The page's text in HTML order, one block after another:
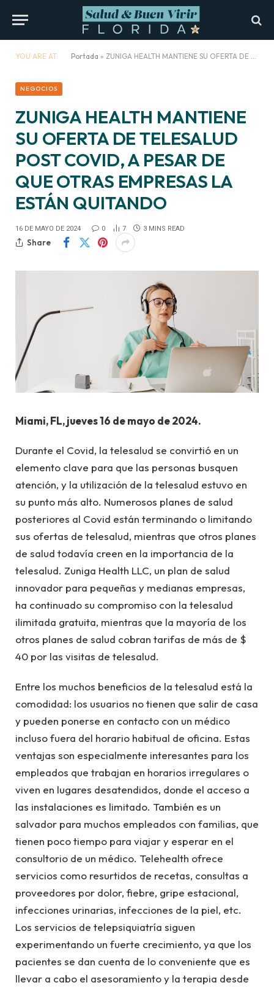
YOU ARE AT: Portada » ZUNIGA HEALTH MANTIENE SU OFERTA DE TELESALUD POST COVID, A PESAR DE QUE OTRAS EMPRESAS LA ESTÁN QUITANDO
NEGOCIOS
ZUNIGA HEALTH MANTIENE
SU OFERTA DE TELESALUD
POST COVID, A PESAR DE
QUE OTRAS EMPRESAS LA
ESTÁN QUITANDO
16 DE MAYO DE 2024 0 7 3 MINS READ
Share
Miami, FL, jueves 16 de mayo de 2024.
Durante el Covid, la telesalud se convirtió en un
elemento clave para que las personas busquen
atención, y la utilización de la telesalud estuvo en
su punto más alto. Numerosos planes de salud
posteriores al Covid están terminando o limitando
sus ofertas de telesalud, mientras que otros planes
de salud todavía creen en la importancia de la
telesalud. Zuniga Health LLC, un plan de salud
innovador para pequeñas y medianas empresas,
ha continuado su compromiso con la telesalud
ilimitada gratuita, mientras que la mayoría de los
otros planes de salud cobran tarifas de más de $
40 por las visitas de telesalud.
Entre los muchos beneficios de la telesalud está la
comodidad: los usuarios no tienen que salir de casa
y pueden ponerse en contacto con un médico
incluso fuera del horario habitual de oficina. Estas
ventajas son especialmente interesantes para los
empleados que trabajan en horarios irregulares o
viven en lugares desatendidos, donde el acceso a
las instalaciones es limitado. También es un
salvador para muchos empleados con familias, que
tienen poco tiempo para viajar y esperar en el
consultorio de un médico. Telehealth ofrece
servicios como resurtidos de recetas, consultas a
proveedores por dolor, fiebre, gripe estacional,
infecciones urinarias, infecciones de la piel, etc.
Los servicios de telepsiquiatría siguen
experimentando un fuerte crecimiento, ya que los
pacientes se dan cuenta de lo conveniente que es
llevar a cabo el asesoramiento y la terapia desde